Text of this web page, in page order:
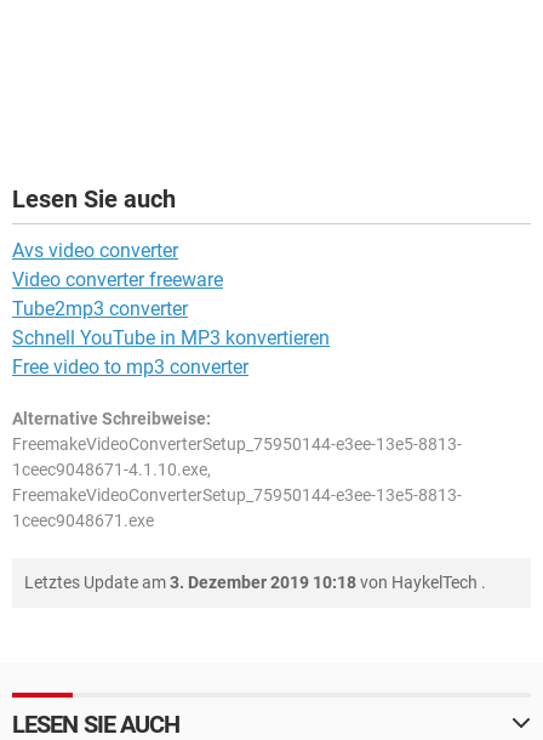
Lesen Sie auch
Avs video converter
Video converter freeware
Tube2mp3 converter
Schnell YouTube in MP3 konvertieren
Free video to mp3 converter
Alternative Schreibweise:
FreemakeVideoConverterSetup_75950144-e3ee-13e5-8813-
1ceec9048671-4.1.10.exe,
FreemakeVideoConverterSetup_75950144-e3ee-13e5-8813-
1ceec9048671.exe
Letztes Update am3. Dezember 2019 10:18von HaykelTech .
LESEN SIE AUCH